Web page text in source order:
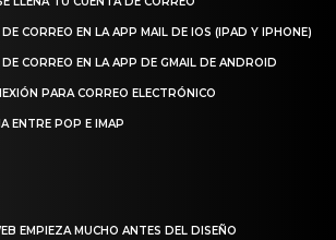
CORREO EN LA APP MAIL DE IOS (IPAD Y IPHONE)
CORREO EN LA APP DE GMAIL DE ANDROID
PARA CORREO ELECTRÓNICO
ENTRE POP E IMAP
EMPIEZA MUCHO ANTES DEL DISEÑO